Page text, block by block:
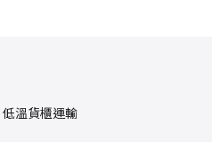
低溫貨櫃運輸